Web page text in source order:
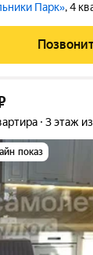
Парк», 4
3 этаж
показ